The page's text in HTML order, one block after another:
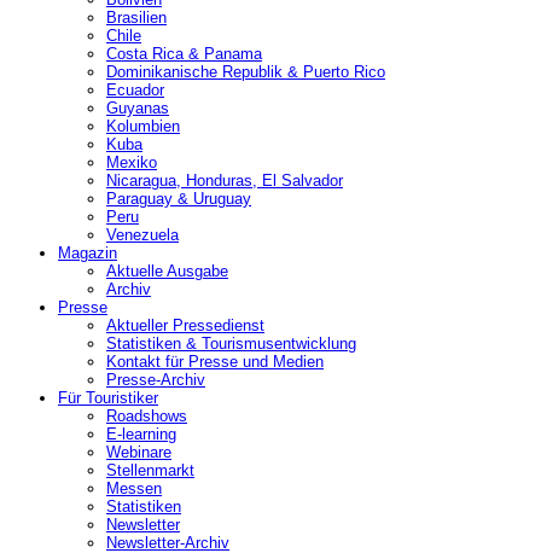
Brasilien
Chile
Costa Rica & Panama
Dominikanische Republik & Puerto Rico
Ecuador
Guyanas
Kolumbien
Kuba
Mexiko
Nicaragua, Honduras, El Salvador
Paraguay & Uruguay
Peru
Venezuela
Magazin
Aktuelle Ausgabe
Archiv
Presse
Aktueller Pressedienst
Statistiken & Tourismusentwicklung
Kontakt für Presse und Medien
Presse-Archiv
Für Touristiker
Roadshows
E-learning
Webinare
Stellenmarkt
Messen
Statistiken
Newsletter
Newsletter-Archiv